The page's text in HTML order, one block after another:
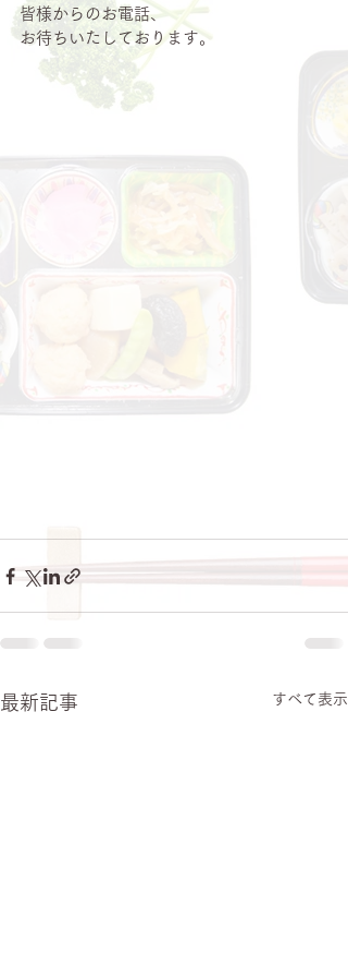
皆様からのお電話、
お待ちいたしております。
最新記事 すべて表示